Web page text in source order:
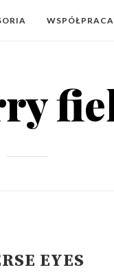
WSPÓŁPRACA
EYES